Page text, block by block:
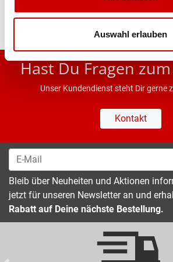
Auswahl erlauben
* UVP des Herstellers; Alle Preisangaben inkl. MwSt.
Hast Du Fragen
Unser Kundendienst steht Dir gerne
Kontakt
Bleib über Neuheiten und Aktionen
jetzt für unseren Newsletter an und
Rabatt auf Deine nächste Bestellung.